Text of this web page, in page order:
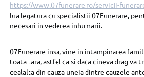
https://www.07funerare.ro/servicii-
lua legatura cu specialistii 07Funerare,
necesari in vederea inhumarii.
07Funerare insa, vine in intampinarea
toata tara, astfel ca si daca cineva drag va
cealalta din cauza uneia dintre cauzele